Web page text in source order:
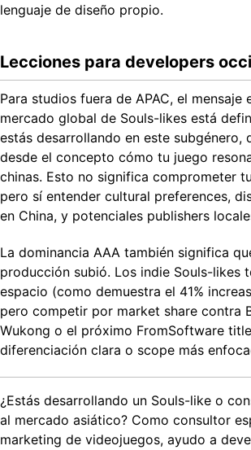
lenguaje de diseño propio.
Lecciones para developers
Para studios fuera de APAC, el mensaje
mercado global de Souls-likes está
estás desarrollando en este subgénero,
desde el concepto cómo tu juego
chinas. Esto no significa comprometer
pero sí entender cultural preferences,
en China, y potenciales publishers
La dominancia AAA también significa
producción subió. Los indie Souls-likes
espacio (como demuestra el 41%
pero competir por market share contra
Wukong o el próximo FromSoftware
diferenciación clara o scope más
¿Estás desarrollando un Souls-like o
al mercado asiático? Como consultor
marketing de videojuegos, ayudo a